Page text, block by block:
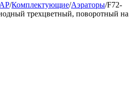
/Комплектующие/Аэраторы/F72-
трехцветный, поворотный на